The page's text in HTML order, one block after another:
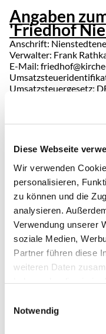
Diese Webseite
Wir verwenden
personalisieren,
zu können und die
analysieren.
Verwendung unserer
soziale Medien,
Partner führen diese
weiteren Daten
Notwendig
Angaben
'Friedhof
Anschrift:
Verwalter: Frank
E-Mail:
Umsatzsteuergesetz:
Finanzamt für
'Verein zur
e.V.'
Anschrift: c/o
22609 Hamburg
Vorsitzender des
E-Mail:
Registernummer:
Amtsgerichts
Angaben
'Förderkreis
Anschrift:
1. Vorsitzende: